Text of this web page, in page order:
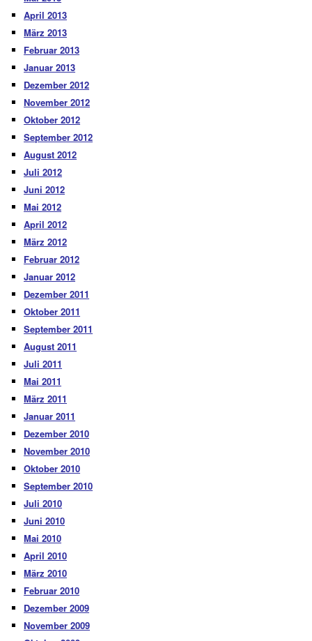
April 2013
März 2013
Februar 2013
Januar 2013
Dezember 2012
November 2012
Oktober 2012
September 2012
August 2012
Juli 2012
Juni 2012
Mai 2012
April 2012
März 2012
Februar 2012
Januar 2012
Dezember 2011
Oktober 2011
September 2011
August 2011
Juli 2011
Mai 2011
März 2011
Januar 2011
Dezember 2010
November 2010
Oktober 2010
September 2010
Juli 2010
Juni 2010
Mai 2010
April 2010
März 2010
Februar 2010
Dezember 2009
November 2009